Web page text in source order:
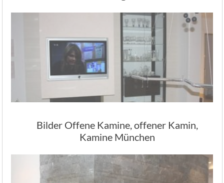
Bilder Offene Kamine, offener Kamin,
Kamine München